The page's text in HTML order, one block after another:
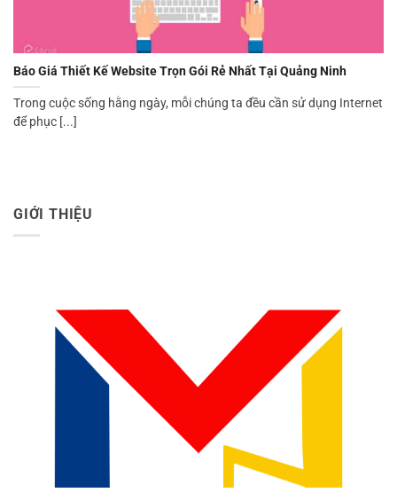
Báo Giá Thiết Kế Website Trọn Gói Rẻ Nhất Tại Quảng Ninh
Trong cuộc sống hằng ngày, mỗi chúng ta đều cần sử dụng Internet
để phục [...]
GIỚI THIỆU